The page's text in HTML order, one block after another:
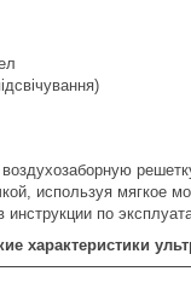
воздухозаборную
используя мягкое
по
характеристики